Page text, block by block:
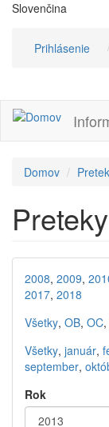
Skočiť
Slovenčina
Prihlásenie
Domov
Preteky
2008, 2009,
2017, 2018
Všetky, OB, OC,
Všetky, január,
september,
Rok